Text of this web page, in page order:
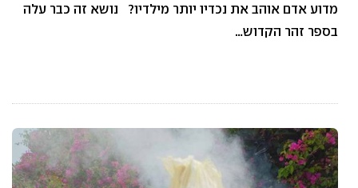
מדוע אדם אוהב את נכדיו יותר מילדיו? נושא זה כבר עלה
בספר זהר הקדוש…